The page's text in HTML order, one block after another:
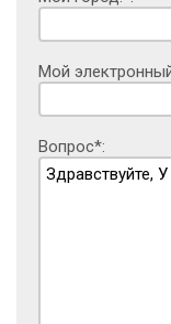
Мой
Вопрос*: